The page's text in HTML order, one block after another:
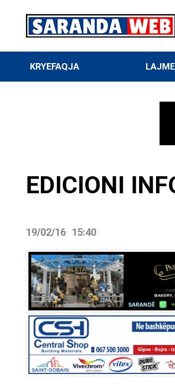
KRYEFAQJA LAJME
EDICIONI
19/02/16 15:40